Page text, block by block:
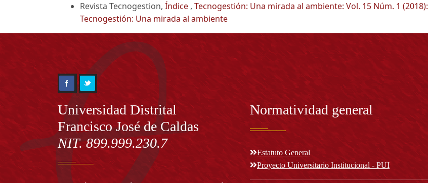
Revista Tecnogestion, Índice , Tecnogestión: Una mirada al ambiente: Vol. 15 Núm. 1 (2018):
Tecnogestión: Una mirada al ambiente
Información
Universidad Distrital
Francisco José de Caldas
NIT. 899.999.230.7
Normatividad general
Estatuto General
Proyecto Universitario Institucional - PUI